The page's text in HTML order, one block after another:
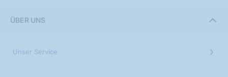
ÜBER UNS
Unser Service